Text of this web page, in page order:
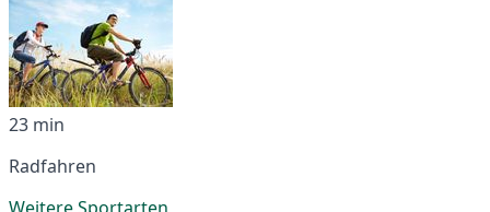
23 min
Radfahren